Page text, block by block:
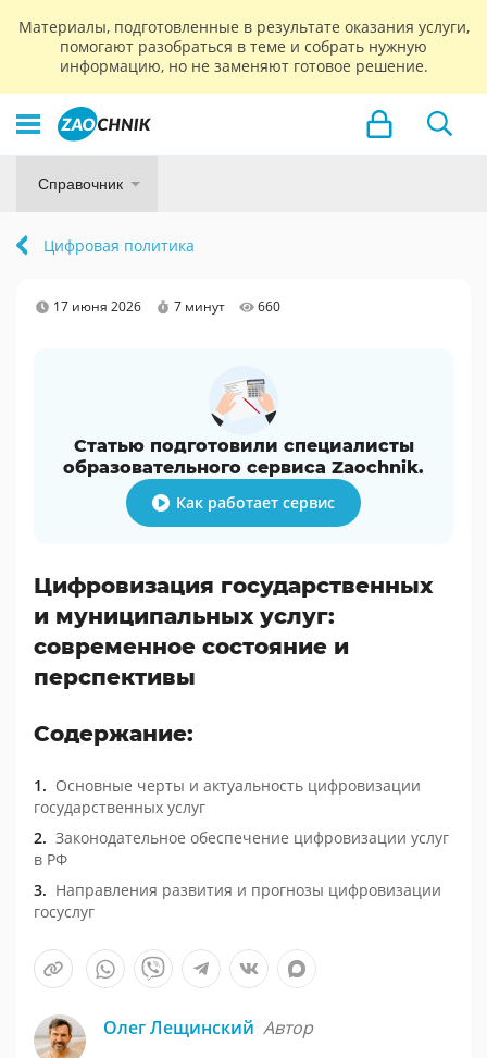
Материалы, подготовленные в результате оказания услуги,
помогают разобраться в теме и собрать нужную
информацию, но не заменяют готовое решение.
Справочник
Цифровая политика
17 июня 2026 7 минут 660
Статью подготовили специалисты
образовательного сервиса Zaochnik.
Как работает сервис
Цифровизация государственных
и муниципальных услуг:
современное состояние и
перспективы
Содержание:
Основные черты и актуальность цифровизации
государственных услуг
Законодательное обеспечение цифровизации услуг
в РФ
Направления развития и прогнозы цифровизации
госуслуг
Олег Лещинский Автор